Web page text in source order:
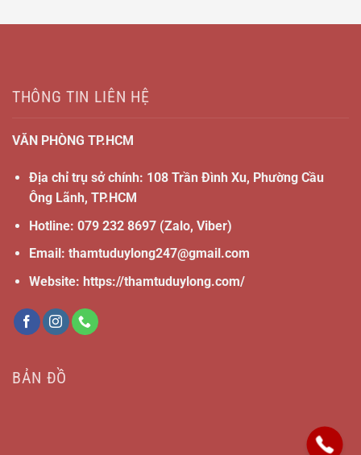
THÔNG TIN LIÊN HỆ
VĂN PHÒNG TP.HCM
Địa chỉ trụ sở chính: 108 Trần Đình Xu, Phường Cầu
Ông Lãnh, TP.HCM
Hotline: 079 232 8697(Zalo, Viber)
Email: thamtuduylong247@gmail.com
Website: https://thamtuduylong.com/
BẢN ĐỒ